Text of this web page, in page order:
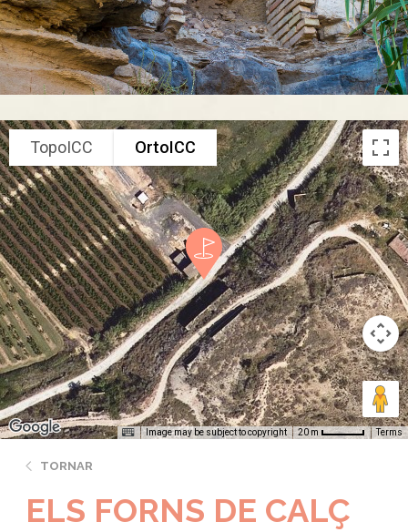
TopoICC OrtoICC
Image may be subject to copyright 20 m Terms
TORNAR
ELS FORNS DE CALÇ